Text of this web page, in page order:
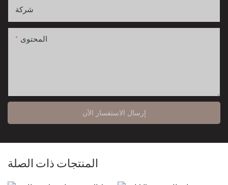
شركة
المحتوى
إرسال الاستفسار الآن
المنتجات ذات الصلة